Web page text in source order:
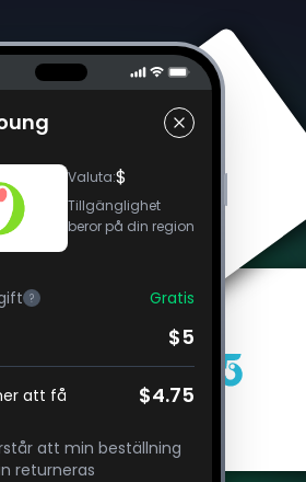
Valuta:$
Tillgänglighet
beror på din region
?
Gratis
$5
att få $4.75
att min beställning
returneras